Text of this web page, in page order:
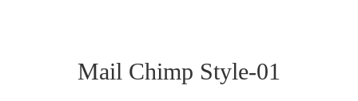
Mail Chimp Style-01